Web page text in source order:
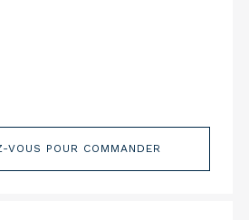
VOUS POUR COMMANDER